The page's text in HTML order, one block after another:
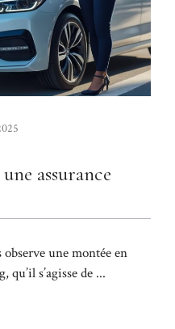
assurance
une montée en
s’agisse de ...